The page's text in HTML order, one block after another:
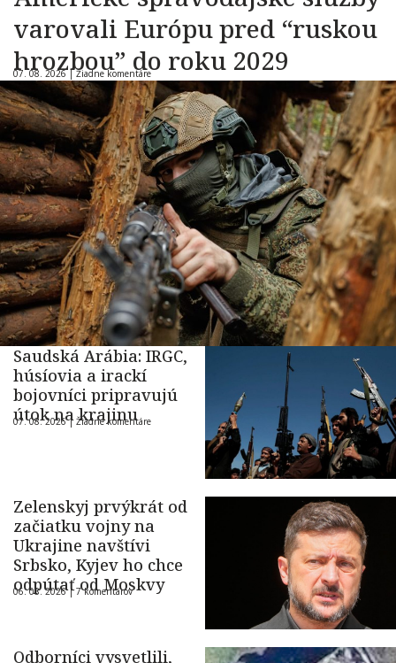
varovali Európu pred “ruskou
hrozbou” do roku 2029
07. 08. 2026 |Žiadne komentáre
Saudská Arábia: IRGC,
húsíovia a irackí
bojovníci pripravujú
útok na krajinu
07. 08. 2026 |Žiadne komentáre
Zelenskyj prvýkrát od
začiatku vojny na
Ukrajine navštívi
Srbsko, Kyjev ho chce
odpútať od Moskvy
06. 08. 2026 |7 komentárov
Odborníci vysvetlili,